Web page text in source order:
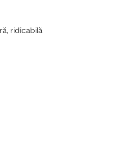
ridicabilă